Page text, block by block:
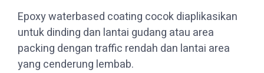
Epoxy waterbased coating cocok diaplikasikan
untuk dinding dan lantai gudang atau area
packing dengan traffic rendah dan lantai area
yang cenderung lembab.